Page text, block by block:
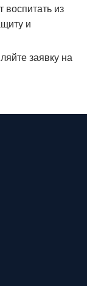
воспитать из
и
заявку на